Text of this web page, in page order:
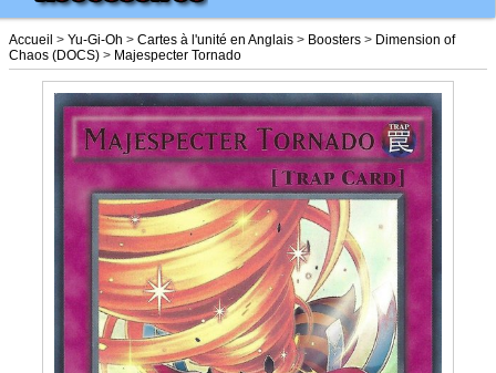
Accueil > Yu-Gi-Oh > Cartes à l'unité en Anglais > Boosters > Dimension of
Chaos (DOCS) > Majespecter Tornado